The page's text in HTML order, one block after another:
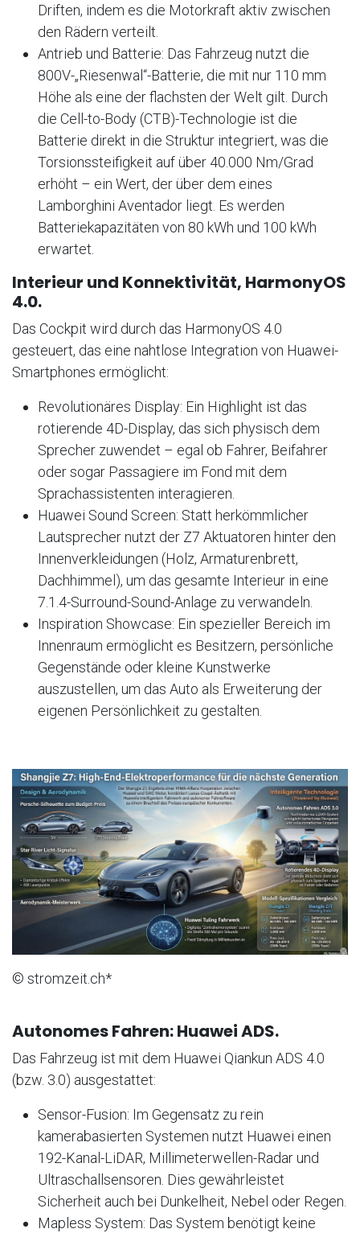
Driften, indem es die Motorkraft aktiv zwischen
den Rädern verteilt.
Antrieb und Batterie: Das Fahrzeug nutzt die
800V-„Riesenwal“-Batterie, die mit nur 110 mm
Höhe als eine der flachsten der Welt gilt. Durch
die Cell-to-Body (CTB)-Technologie ist die
Batterie direkt in die Struktur integriert, was die
Torsionssteifigkeit auf über 40.000 Nm/Grad
erhöht – ein Wert, der über dem eines
Lamborghini Aventador liegt. Es werden
Batteriekapazitäten von 80 kWh und 100 kWh
erwartet.
Interieur und Konnektivität, HarmonyOS
4.0.
Das Cockpit wird durch das HarmonyOS 4.0
gesteuert, das eine nahtlose Integration von Huawei-
Smartphones ermöglicht:
Revolutionäres Display: Ein Highlight ist das
rotierende 4D-Display, das sich physisch dem
Sprecher zuwendet – egal ob Fahrer, Beifahrer
oder sogar Passagiere im Fond mit dem
Sprachassistenten interagieren.
Huawei Sound Screen: Statt herkömmlicher
Lautsprecher nutzt der Z7 Aktuatoren hinter den
Innenverkleidungen (Holz, Armaturenbrett,
Dachhimmel), um das gesamte Interieur in eine
7.1.4-Surround-Sound-Anlage zu verwandeln.
Inspiration Showcase: Ein spezieller Bereich im
Innenraum ermöglicht es Besitzern, persönliche
Gegenstände oder kleine Kunstwerke
auszustellen, um das Auto als Erweiterung der
eigenen Persönlichkeit zu gestalten.
© stromzeit.ch*
Autonomes Fahren: Huawei ADS.
Das Fahrzeug ist mit dem Huawei Qiankun ADS 4.0
(bzw. 3.0) ausgestattet:
Sensor-Fusion: Im Gegensatz zu rein
kamerabasierten Systemen nutzt Huawei einen
192-Kanal-LiDAR, Millimeterwellen-Radar und
Ultraschallsensoren. Dies gewährleistet
Sicherheit auch bei Dunkelheit, Nebel oder Regen.
Mapless System: Das System benötigt keine